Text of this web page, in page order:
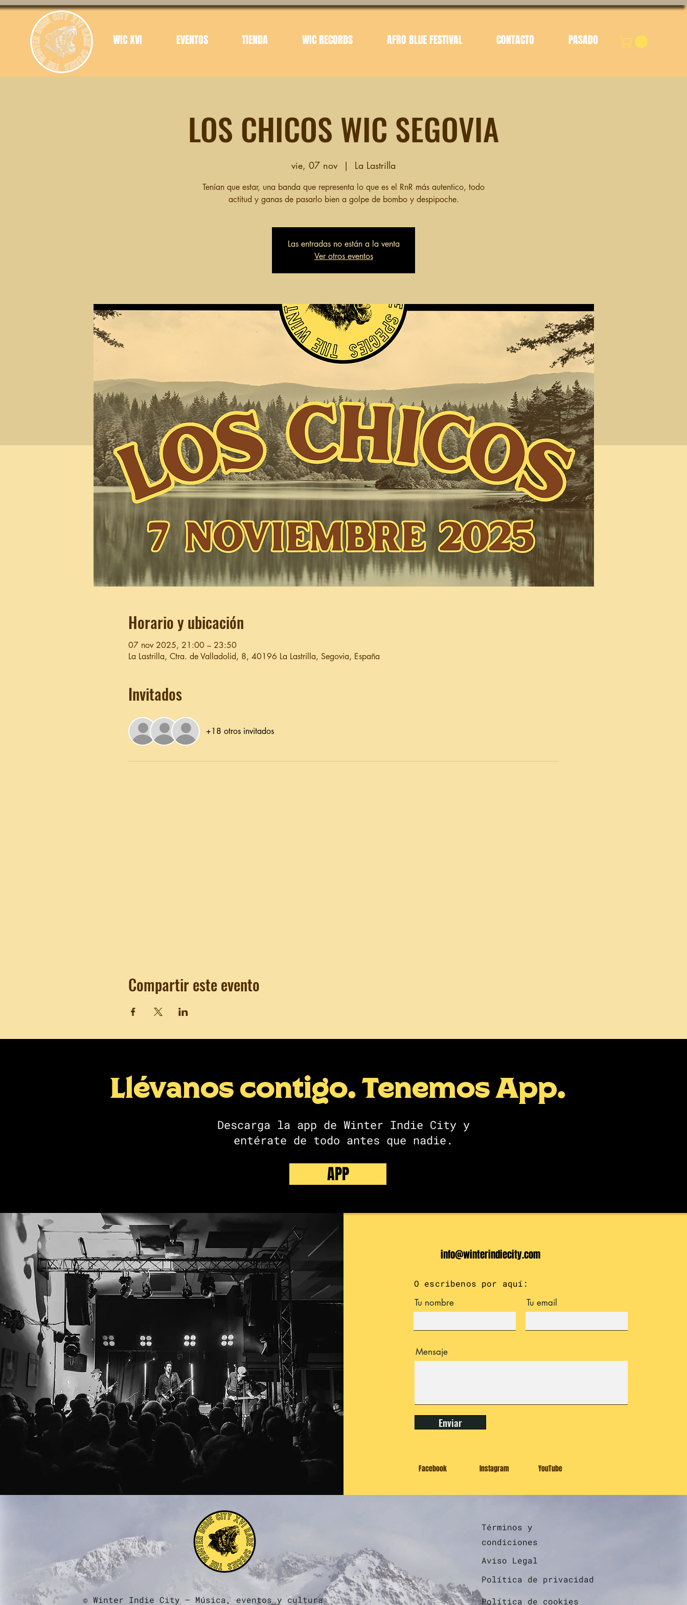
WIC XVI EVENTOS TIENDA WIC RECORDS AFRO BLUE FESTIVAL CONTACTO PASADO
LOS CHICOS WIC SEGOVIA
vie, 07 nov
  |
La Lastrilla
Tenían que estar, una banda que representa lo que es el RnR más autentico, todo
actitud y ganas de pasarlo bien a golpe de bombo y despipoche.
Las entradas no están a la venta
Ver otros eventos
Horario y ubicación
07 nov 2025, 21:00 – 23:50
La Lastrilla, Ctra. de Valladolid, 8, 40196 La Lastrilla, Segovia, España
Invitados
+18 otros invitados
Compartir este evento
Llévanos contigo. Tenemos App.
Descarga la app de Winter Indie City y
entérate de todo antes que nadie.
APP
info@winterindiecity.com
O escribenos por aquí:
Tu nombre Tu email
Mensaje
Enviar
Facebook Instagram YouTube
© Winter Indie City — Música, eventos y cultura
Términos y
condiciones
Aviso Legal
Política de privacidad
Política de cookies